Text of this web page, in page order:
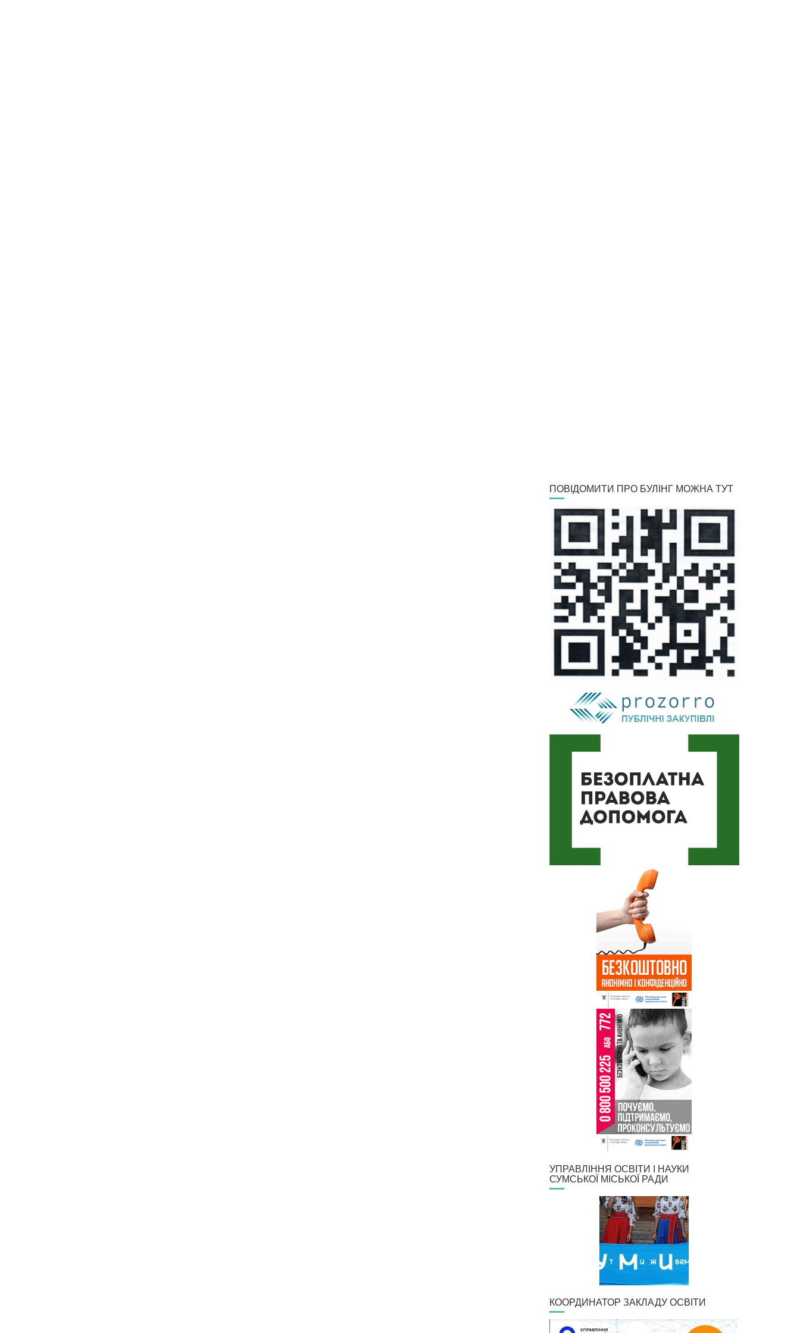
ПОВІДОМИТИ ПРО БУЛІНГ МОЖНА ТУТ
УПРАВЛІННЯ ОСВІТИ І НАУКИ
СУМСЬКОЇ МІСЬКОЇ РАДИ
КООРДИНАТОР ЗАКЛАДУ ОСВІТИ